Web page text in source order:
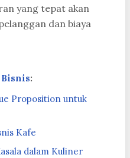
yang tepat akan
dan biaya
Bisnis:
Proposition untuk
Kafe
dalam Kuliner